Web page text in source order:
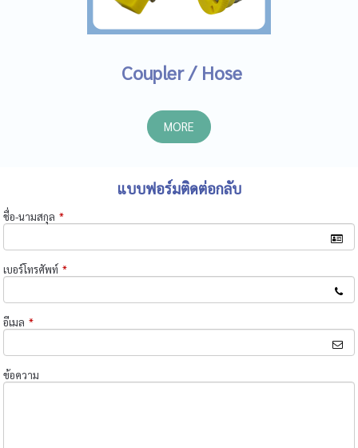
Coupler / Hose
MORE
แบบฟอร์มติดต่อกลับ
ชื่อ-นามสกุล *
เบอร์โทรศัพท์ *
อีเมล *
ข้อความ